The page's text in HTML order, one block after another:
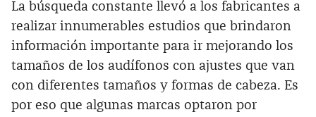
La búsqueda constante llevó a los fabricantes a
realizar innumerables estudios que brindaron
información importante para ir mejorando los
tamaños de los audífonos con ajustes que van
con diferentes tamaños y formas de cabeza. Es
por eso que algunas marcas optaron por